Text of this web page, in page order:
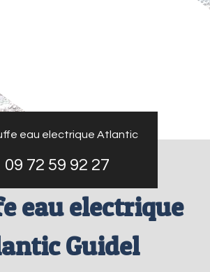
eau electrique Atlantic
09 72 59 92 27
eau electrique
Guidel